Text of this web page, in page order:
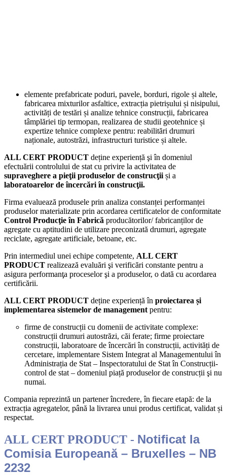
elemente prefabricate poduri, pavele, borduri, rigole și altele,
fabricarea mixturilor asfaltice, extracția pietrișului și nisipului,
activități de testări și analize tehnice construcții, fabricarea
tâmplăriei tip termopan, realizarea de studii geotehnice și
expertize tehnice complexe pentru: reabilitări drumuri
naționale, autostrăzi, infrastructuri turistice și altele.
ALL CERT PRODUCT deține experiență şi în domeniul
efectuării controlului de stat cu privire la activitatea de
supraveghere a pieţii produselor de construcţii și a
laboratoarelor de încercări în construcţii.
Firma evaluează produsele prin analiza constanței performanței
produselor materializate prin acordarea certificatelor de conformitate
Control Producţie în Fabrică producătorilor/ fabricanților de
agregate cu aptitudini de utilizare preconizată drumuri, agregate
reciclate, agregate artificiale, betoane, etc.
Prin intermediul unei echipe competente, ALL CERT
PRODUCT realizează evaluări şi verificări constante pentru a
asigura performanţa proceselor şi a produselor, o dată cu acordarea
certificării.
ALL CERT PRODUCT deține experiență în proiectarea și
implementarea sistemelor de management pentru:
firme de construcții cu domenii de activitate complexe:
construcții drumuri autostrăzi, căi ferate; firme proiectare
construcții, laboratoare de încercări în construcții, activități de
cercetare, implementare Sistem Integrat al Managementului în
Administrația de Stat – Inspectoratului de Stat în Construcții-
control de stat – domeniul piață produselor de construcții şi nu
numai.
Compania reprezintă un partener încredere, în fiecare etapă: de la
extracția agregatelor, până la livrarea unui produs certificat, validat și
respectat.
ALL CERT PRODUCT - Notificat la
Comisia Europeană – Bruxelles – NB
2232